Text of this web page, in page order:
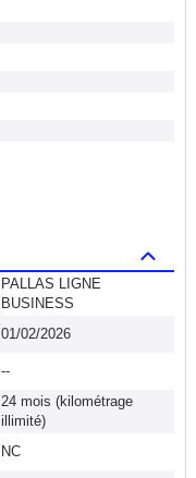
PALLAS LIGNE
BUSINESS
01/02/2026
--
24 mois (kilométrage
illimité)
NC